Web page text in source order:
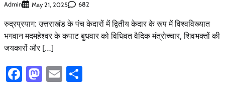
Admin May 21, 2025 682
रुद्रप्रयाग: उत्तराखंड के पंच केदारों में द्वितीय केदार के रूप में विश्वविख्यात
भगवान मदमहेश्वर के कपाट बुधवार को विधिवत वैदिक मंत्रोच्चार, शिवभक्तों की
जयकारों और […]
Facebook
Mastodon
Email